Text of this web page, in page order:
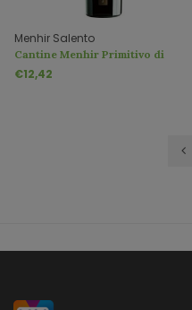
Menhir Salento
Cantine Menhir Primitivo di
Manduria
€12,42